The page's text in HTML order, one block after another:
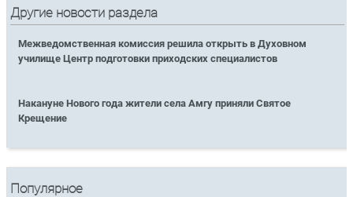
Другие новости раздела
Межведомственная комиссия решила открыть в Духовном
училище Центр подготовки приходских специалистов
Накануне Нового года жители села Амгу приняли Святое
Крещение
Популярное